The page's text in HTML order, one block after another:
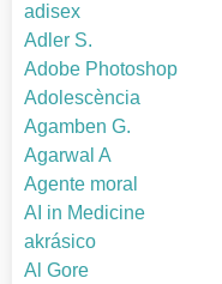
adisex
Adler S.
Adobe Photoshop
Adolescència
Agamben G.
Agarwal A
Agente moral
AI in Medicine
akrásico
Al Gore